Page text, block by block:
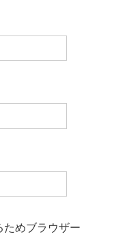
ためブラウザー